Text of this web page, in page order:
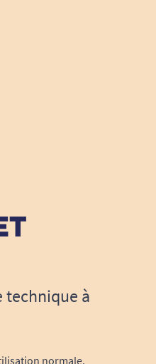
technique à
normale.